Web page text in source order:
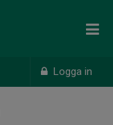
Logga in